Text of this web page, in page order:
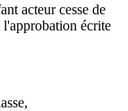
acteur cesse de
l'approbation écrite